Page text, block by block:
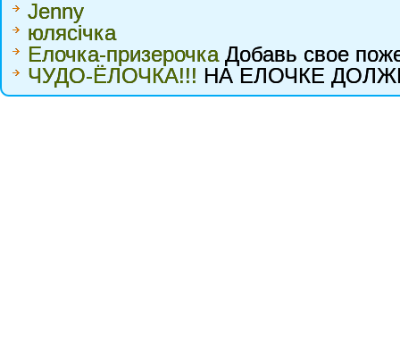
Jenny
юлясічка
Елочка-призерочкаДобавь свое
ЧУДО-ЁЛОЧКА!!! НА ЕЛОЧКЕ